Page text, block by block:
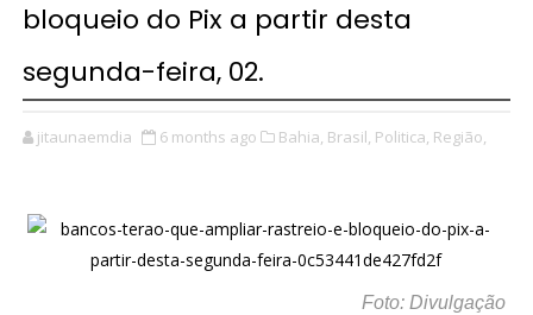
bloqueio do Pix a partir desta
segunda-feira, 02.
jitaunaemdia 6 months ago Bahia, Brasil, Politica, Região,
Foto: Divulgação